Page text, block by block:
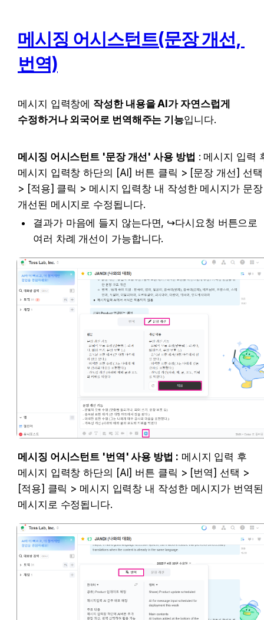
메시징 어시스턴트(문장 개선,
번역)
메시지 입력창에 작성한 내용을 AI가 자연스럽게
수정하거나 외국어로 번역해주는 기능입니다.
메시징 어시스턴트 '문장 개선' 사용 방법 : 메시지 입력
메시지 입력창 하단의 [AI] 버튼 클릭 > [문장 개선] 선택
> [적용] 클릭 > 메시지 입력창 내 작성한 메시지가 문장
개선된 메시지로 수정됩니다.
결과가 마음에 들지 않는다면, ↪️다시요청 버튼으로
여러 차례 개선이 가능합니다.
메시징 어시스턴트 '번역' 사용 방법 : 메시지 입력 후
메시지 입력창 하단의 [AI] 버튼 클릭 > [번역] 선택 >
[적용] 클릭 > 메시지 입력창 내 작성한 메시지가 번역된
메시지로 수정됩니다.